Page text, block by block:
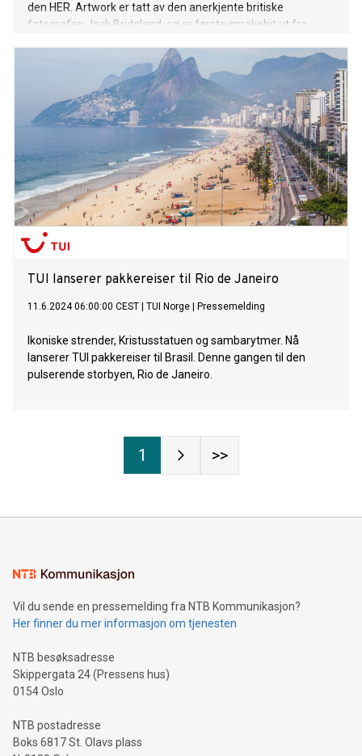
den HER. Artwork er tatt av den anerkjente britiske
fotografen Jack Bridgland, og er første smakebit ut fra
september. Om albumet og tittelen sier hun selv; “I set out to
create a bold, exuberant, celebratory dance-pop album with
the symbolic 143 numerical expression of love as a
throughline message”. Fredag ​​20. september vil Katy
headline et utsolgt show på Rock in Rio i Brasil. Dette
markere henne første opptreden på Rio de Janeiro-
festivalen siden 2015. Under Paris Fashion Week 2024
gjorde hun en overraskende opptreden på Vogue World iført
en Noir Kei Ninomiya geometrisk kjole. Senere kunne man se
henne i Paris’ gater i en kjole med teksten til "Woman's
World" påtrykket, spesialdesignet av Heather Picchiottino.
Gjen
TUI lanserer pakkereiser til Rio de Janeiro
11.6.2024 06:00:00 CEST TUI Norge Pressemelding
Ikoniske strender, Kristusstatuen og sambarytmer. Nå
lanserer TUI pakkereiser til Brasil. Denne gangen til den
pulserende storbyen, Rio de Janeiro.
1 >>
Vil du sende en pressemelding fra NTB Kommunikasjon?
Her finner du mer informasjon om tjenesten
NTB besøksadresse
Skippergata 24 (Pressens hus)
0154 Oslo
NTB postadresse
Boks 6817 St. Olavs plass